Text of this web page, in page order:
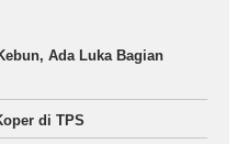
Ada Luka Bagian
di TPS